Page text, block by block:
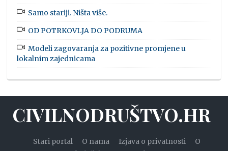
Samo stariji. Ništa više.
OD POTRKOVLJA DO PODRUMA
Modeli zagovaranja za pozitivne promjene u
lokalnim zajednicama
CIVILNODRUŠTVO.HR
Stari portal O nama Izjava o privatnosti
O